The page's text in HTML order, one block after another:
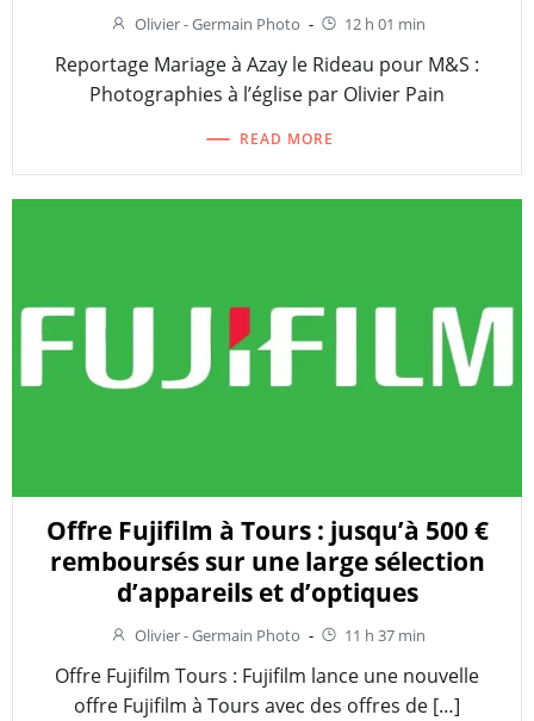
Olivier - Germain Photo - 12 h 01 min
Reportage Mariage à Azay le Rideau pour M&S :
Photographies à l’église par Olivier Pain
READ MORE
Offre Fujifilm à Tours : jusqu’à 500 €
remboursés sur une large sélection
d’appareils et d’optiques
Olivier - Germain Photo - 11 h 37 min
Offre Fujifilm Tours : Fujifilm lance une nouvelle
offre Fujifilm à Tours avec des offres de […]